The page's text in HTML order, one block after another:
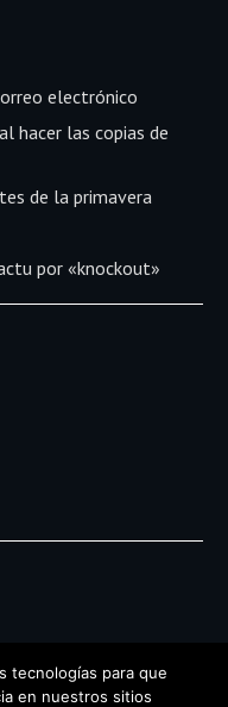
electrónico
hacer las copias de
de la primavera
por «knockout»
tecnologías para que
en nuestros sitios